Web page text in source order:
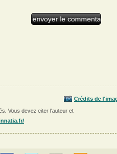
Crédits de
Vous devez citer l'auteur et